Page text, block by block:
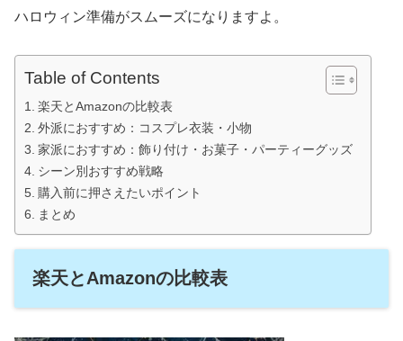
ハロウィン準備がスムーズになりますよ。
Table of Contents
楽天とAmazonの比較表
外派におすすめ：コスプレ衣装・小物
家派におすすめ：飾り付け・お菓子・パーティーグッズ
シーン別おすすめ戦略
購入前に押さえたいポイント
まとめ
楽天とAmazonの比較表